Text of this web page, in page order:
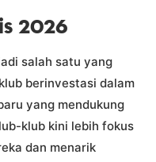
2026
salah satu yang
berinvestasi dalam
yang mendukung
klub kini lebih fokus
dan menarik